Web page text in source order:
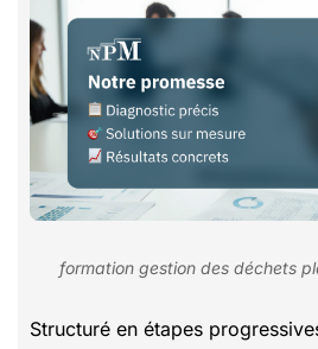
formation gestion des déchets
Structuré en étapes